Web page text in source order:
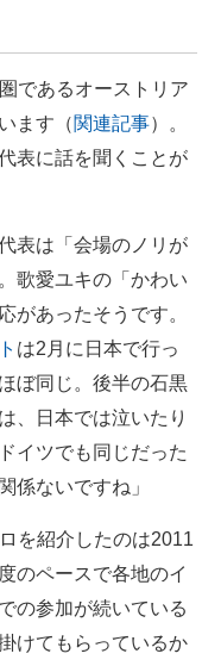
であるオーストリア
ます（関連記事）。
表に話を聞くことが
表は「会場のノリが
歌愛ユキの「かわい
があったそうです。
は2月に日本で行っ
ぼ同じ。後半の石黒
、日本では泣いたり
イツでも同じだった
係ないですね」
を紹介したのは2011
のペースで各地のイ
の参加が続いている
けてもらっているか